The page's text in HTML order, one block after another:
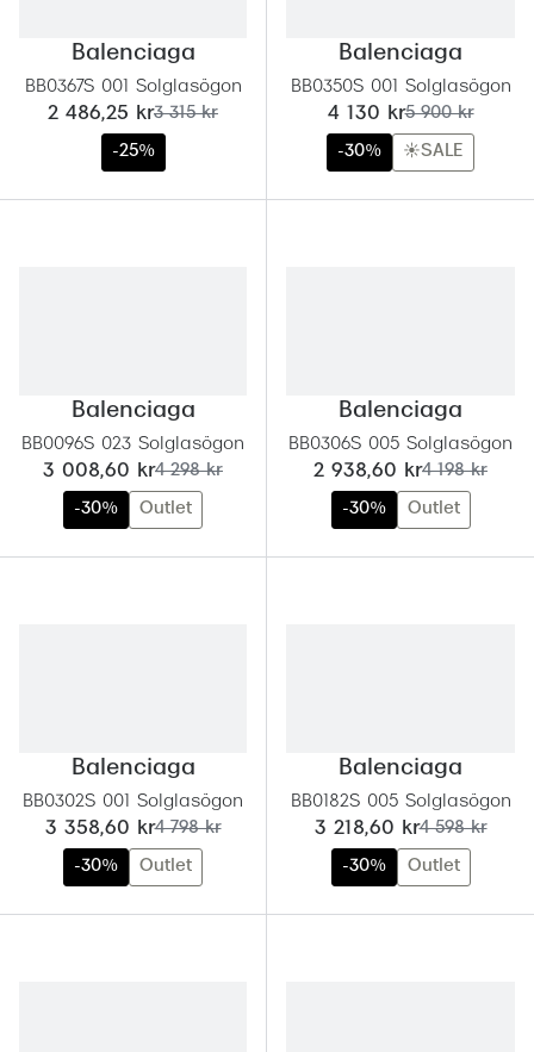
Burberry
Dolce &
Balenciaga
BB0367S 001 Solglasögon
nu:
2 486,25 krtidigare pris:
3 315 kr
-25%
Balenciaga
BB0350S 001 Solglasögon
nu:
4 130 krtidigare pris:
5 900 kr
-30% ☀️SALE
Balenciaga
BB0096S 023 Solglasögon
nu:
3 008,60 krtidigare pris:
4 298 kr
-30% Outlet
Balenciaga
BB0306S 005 Solglasögon
nu:
2 938,60 krtidigare pris:
4 198 kr
-30% Outlet
Balenciaga
BB0302S 001 Solglasögon
nu:
3 358,60 krtidigare pris:
4 798 kr
-30% Outlet
Balenciaga
BB0182S 005 Solglasögon
nu:
3 218,60 krtidigare pris:
4 598 kr
-30% Outlet